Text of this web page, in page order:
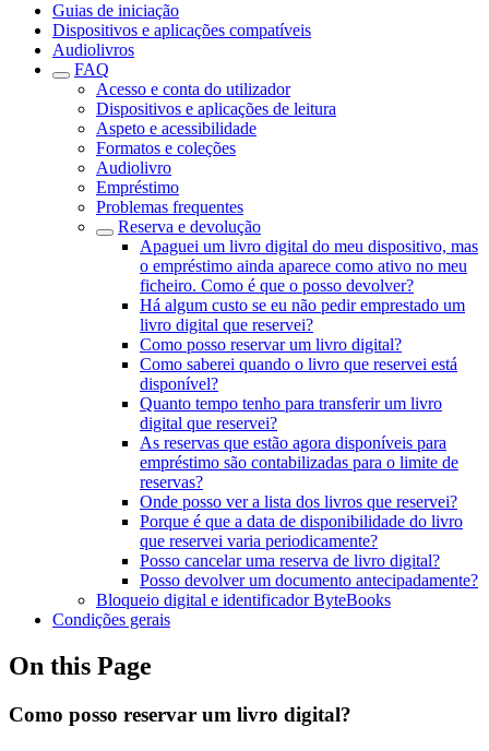
Guias de iniciação
Dispositivos e aplicações compatíveis
Audiolivros
FAQ
Acesso e conta do utilizador
Dispositivos e aplicações de leitura
Aspeto e acessibilidade
Formatos e coleções
Audiolivro
Empréstimo
Problemas frequentes
Reserva e devolução
Apaguei um livro digital do meu dispositivo, mas
o empréstimo ainda aparece como ativo no meu
ficheiro. Como é que o posso devolver?
Há algum custo se eu não pedir emprestado um
livro digital que reservei?
Como posso reservar um livro digital?
Como saberei quando o livro que reservei está
disponível?
Quanto tempo tenho para transferir um livro
digital que reservei?
As reservas que estão agora disponíveis para
empréstimo são contabilizadas para o limite de
reservas?
Onde posso ver a lista dos livros que reservei?
Porque é que a data de disponibilidade do livro
que reservei varia periodicamente?
Posso cancelar uma reserva de livro digital?
Posso devolver um documento antecipadamente?
Bloqueio digital e identificador ByteBooks
Condições gerais
On this Page
Como posso reservar um livro digital?